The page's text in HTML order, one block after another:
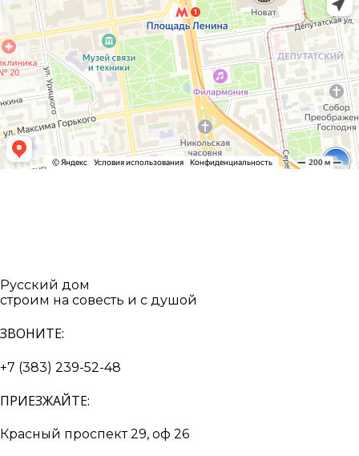
Русский дом
строим на совесть и с душой
ЗВОНИТЕ:
+7 (383) 239-52-48
ПРИЕЗЖАЙТЕ:
Красный проспект 29, оф 26